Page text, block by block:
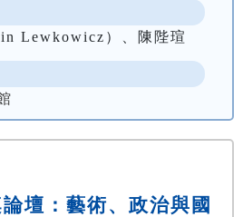
Lewkowicz）、陳陛瑄
論壇：藝術、政治與國